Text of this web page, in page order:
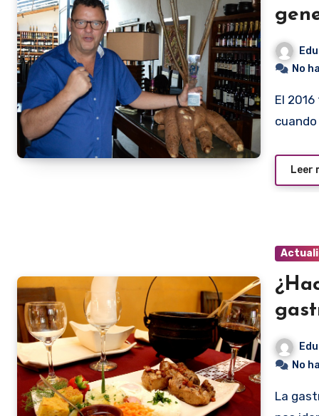
No
El 2016 fue el mejor año para Rodolfo Angenscheidt. Fue
Leer
No
La gastronomía paraguaya, la típica, la tradicional, la que